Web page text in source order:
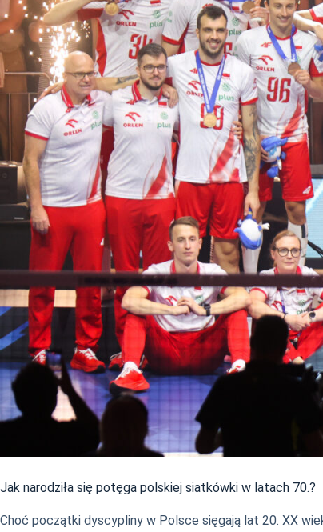
Jak narodziła się potęga polskiej siatkówki w latach 70.?
Choć początki dyscypliny w Polsce sięgają lat 20. XX